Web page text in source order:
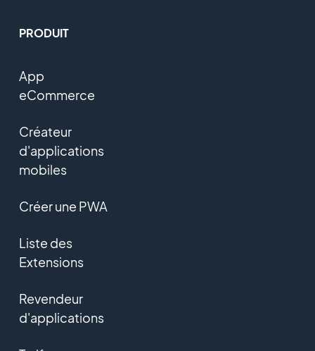
PRODUIT
App
eCommerce
Créateur
d'applications
mobiles
Créer une PWA
Liste des
Extensions
Revendeur
d'applications